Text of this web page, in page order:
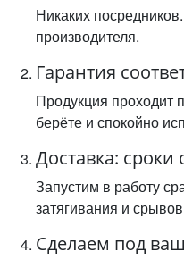
Никаких
производителя.
Гарантия
Продукция проходит
берёте и спокойно
Доставка: сроки
Запустим в работу
затягивания и
Сделаем под